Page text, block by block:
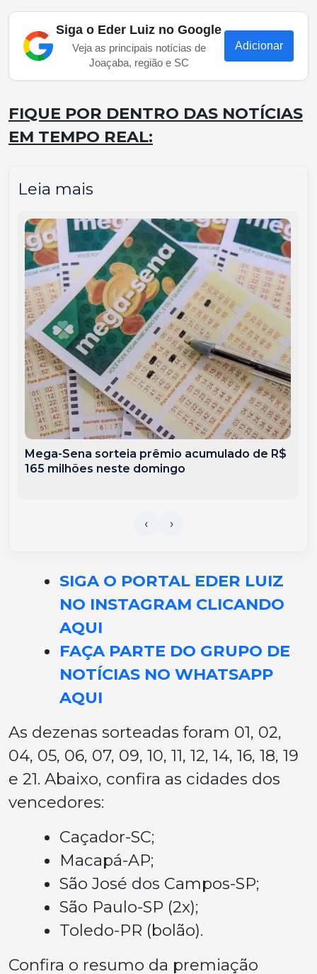
Siga o Eder Luiz no Google
Veja as principais notícias de
Joaçaba, região e SC
Adicionar
FIQUE POR DENTRO DAS NOTÍCIAS
EM TEMPO REAL:
Leia mais
Mega-Sena sorteia prêmio acumulado de R$
165 milhões neste domingo
SIGA O PORTAL EDER LUIZ
NO INSTAGRAM CLICANDO
AQUI
FAÇA PARTE DO GRUPO DE
NOTÍCIAS NO WHATSAPP
AQUI
As dezenas sorteadas foram 01, 02,
04, 05, 06, 07, 09, 10, 11, 12, 14, 16, 18, 19
e 21. Abaixo, confira as cidades dos
vencedores:
Caçador-SC;
Macapá-AP;
São José dos Campos-SP;
São Paulo-SP (2x);
Toledo-PR (bolão).
Confira o resumo da premiação